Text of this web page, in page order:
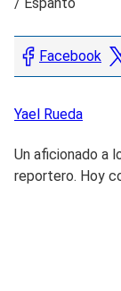
Facebook
Yael Rueda
Un aficionado a
reportero. Hoy